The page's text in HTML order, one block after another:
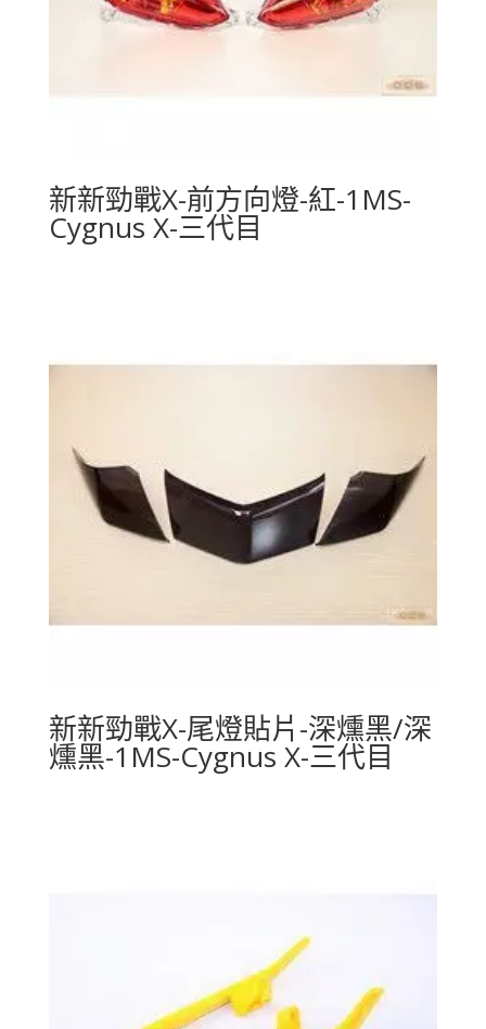
新新勁戰X-前方向燈-紅-1MS-
Cygnus X-三代目
新新勁戰X-尾燈貼片-深燻黑/深
燻黑-1MS-Cygnus X-三代目